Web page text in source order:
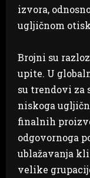
izvora,
ugljičnom
Brojni su
upite. U
su trendovi za
niskoga
finalnih
odgovornoga
ublažavanja
velike